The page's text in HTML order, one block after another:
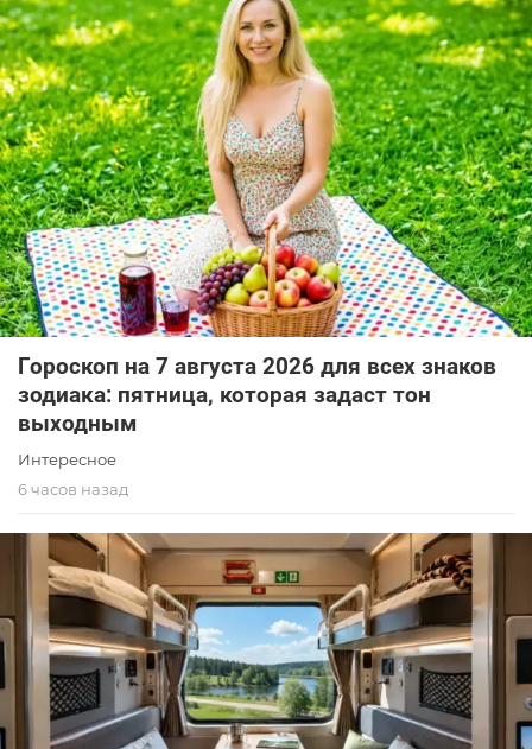
Гороскоп на 7 августа 2026 для всех знаков
зодиака: пятница, которая задаст тон
выходным
Интересное
6 часов назад